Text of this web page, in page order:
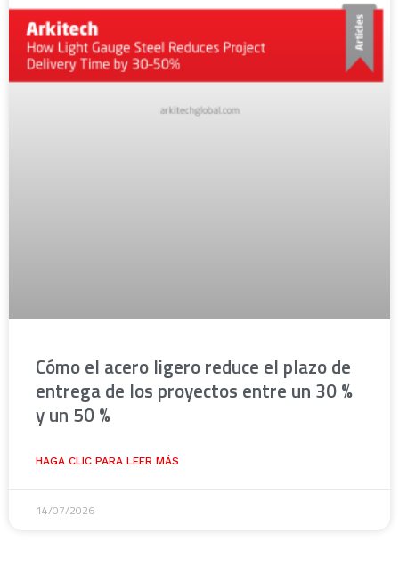
Cómo el acero ligero reduce el plazo de
entrega de los proyectos entre un 30 %
y un 50 %
HAGA CLIC PARA LEER MÁS
14/07/2026